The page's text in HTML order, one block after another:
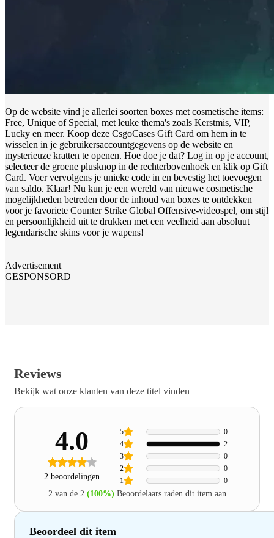
Op de website vind je allerlei soorten boxes met cosmetische items:
Free, Unique of Special, met leuke thema's zoals Kerstmis, VIP,
Lucky en meer. Koop deze CsgoCases Gift Card om hem in te
wisselen in je gebruikersaccountgegevens op de website en
mysterieuze kratten te openen. Hoe doe je dat? Log in op je account,
selecteer de groene plusknop in de rechterbovenhoek en klik op Gift
Card. Voer vervolgens je unieke code in en bevestig het toevoegen
van saldo. Klaar! Nu kun je een wereld van nieuwe cosmetische
mogelijkheden betreden door de inhoud van boxes te ontdekken
voor je favoriete Counter Strike Global Offensive-videospel, om stijl
en persoonlijkheid uit te drukken met een veelheid aan absoluut
legendarische skins voor je wapens!
Advertisement
GESPONSORD
Reviews
Bekijk wat onze klanten van deze titel vinden
4.0
2 beoordelingen 1 0
2 0
3 0
4 2
5 0
2 van de 2 (100%) Beoordelaars raden dit item aan
Beoordeel dit item